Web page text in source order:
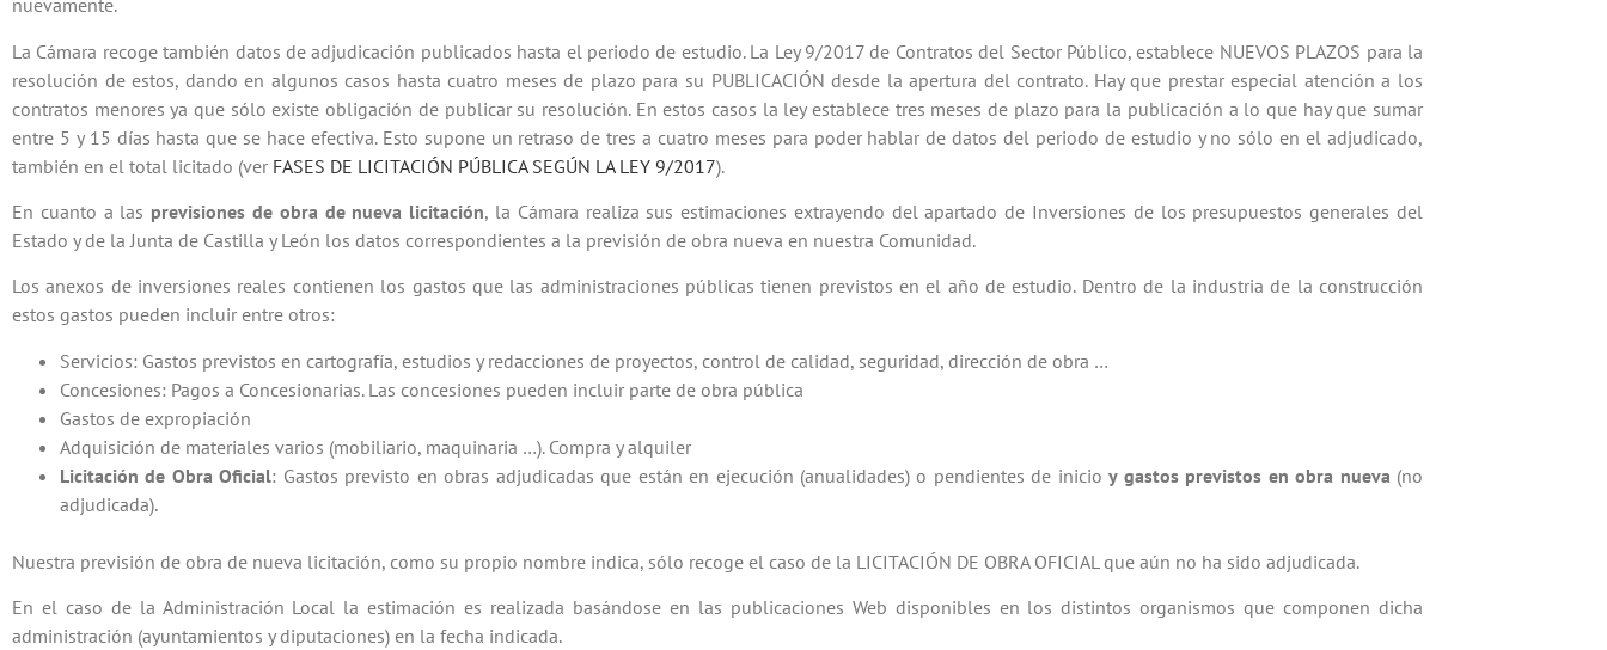
nuevamente.
La Cámara recoge también datos de adjudicación publicados hasta el periodo de estudio. La Ley 9/2017 de Contratos del Sector Público, establece NUEVOS PLAZOS para la
resolución de estos, dando en algunos casos hasta cuatro meses de plazo para su PUBLICACIÓN desde la apertura del contrato. Hay que prestar especial atención a los
contratos menores ya que sólo existe obligación de publicar su resolución. En estos casos la ley establece tres meses de plazo para la publicación a lo que hay que sumar
entre 5 y 15 días hasta que se hace efectiva. Esto supone un retraso de tres a cuatro meses para poder hablar de datos del periodo de estudio y no sólo en el adjudicado,
también en el total licitado (ver FASES DE LICITACIÓN PÚBLICA SEGÚN LA LEY 9/2017).
En cuanto a las previsiones de obra de nueva licitación, la Cámara realiza sus estimaciones extrayendo del apartado de Inversiones de los presupuestos generales del
Estado y de la Junta de Castilla y León los datos correspondientes a la previsión de obra nueva en nuestra Comunidad.
Los anexos de inversiones reales contienen los gastos que las administraciones públicas tienen previstos en el año de estudio. Dentro de la industria de la construcción
estos gastos pueden incluir entre otros:
Servicios: Gastos previstos en cartografía, estudios y redacciones de proyectos, control de calidad, seguridad, dirección de obra …
Concesiones: Pagos a Concesionarias. Las concesiones pueden incluir parte de obra pública
Gastos de expropiación
Adquisición de materiales varios (mobiliario, maquinaria …). Compra y alquiler
Licitación de Obra Oficial: Gastos previsto en obras adjudicadas que están en ejecución (anualidades) o pendientes de inicioy gastos previstos en obra nueva (no
adjudicada).
Nuestra previsión de obra de nueva licitación, como su propio nombre indica, sólo recoge el caso de la LICITACIÓN DE OBRA OFICIAL que aún no ha sido adjudicada.
En el caso de la Administración Local la estimación es realizada basándose en las publicaciones Web disponibles en los distintos organismos que componen dicha
administración (ayuntamientos y diputaciones) en la fecha indicada.